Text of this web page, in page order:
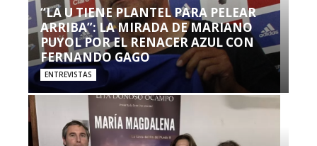
“LA U TIENE PLANTEL PARA PELEAR
ARRIBA”: LA MIRADA DE MARIANO
PUYOL POR EL RENACER AZUL CON
FERNANDO GAGO
ENTREVISTAS